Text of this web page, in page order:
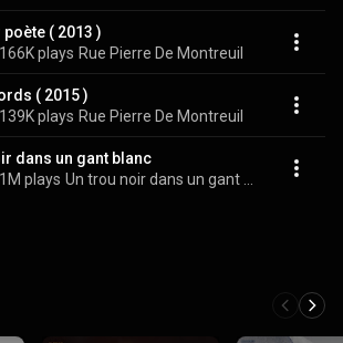
( 2013 )
166K plays Rue Pierre De Montreuil
( 2015 )
139K plays Rue Pierre De Montreuil
dans un gant blanc
1M plays